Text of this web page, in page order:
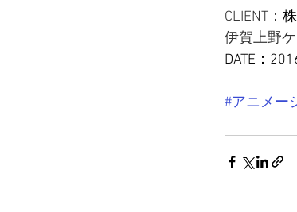
CLIENT：
伊賀上野
DATE：
#アニメー